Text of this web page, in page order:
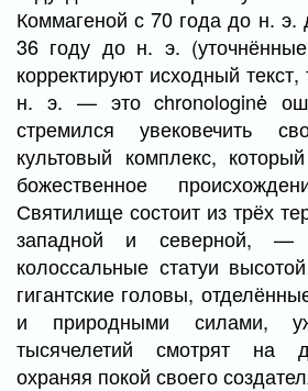
Коммагеной с 70 года до н. э.
36 году до н. э.
корректируют исходный
н. э. — это chronologinė
стремился увековечить
культовый комплекс,
божественное
Святилище состоит из трёх
западной и северной, —
колоссальные статуи
гигантские головы,
и природными силами,
тысячелетий смотрят на
охраняя покой своего